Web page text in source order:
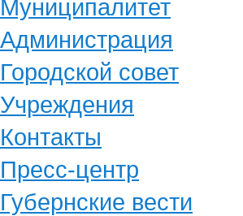
Муниципалитет
Администрация
Городской совет
Учреждения
Контакты
Пресс-центр
Губернские вести